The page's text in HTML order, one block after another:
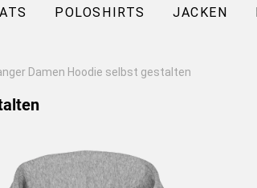
POLOSHIRTS JACKEN
Damen Hoodie selbst gestalten